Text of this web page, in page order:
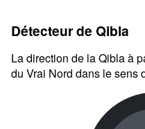
Détecteur de Qibla
La direction de la Qibla à
du Vrai Nord dans le sens